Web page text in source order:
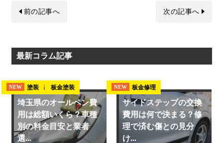
前の記事へ 次の記事へ
最新コラム記事
NEW 埼玉県 板金塗装
NEW 塗装
埼玉県のオールペン費
用は総額いくら？車種
別の料金目安と業者
選...
NEW 板金修理
サイドステップの交換
費用は何で決まる？修
理で済む傷との見分
け...